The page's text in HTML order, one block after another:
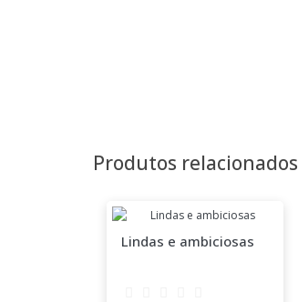
Produtos relacionados
Lindas e ambiciosas